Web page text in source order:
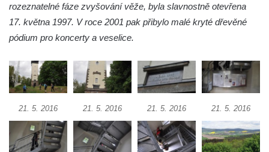
Rozhledna Janov
Rozhledna Na Čihadle
Střekovská vyhlídka
Víťova rozhledna
Rozhledna Vrchovina
Vyhlídková věž Dneboh
rozeznatelné fáze zvyšování věže, byla slavnostně otevřena
17. května 1997. V roce 2001 pak přibylo malé kryté dřevěné
pódium pro koncerty a veselice.
21. 5. 2016 21. 5. 2016 21. 5. 2016 21. 5. 2016